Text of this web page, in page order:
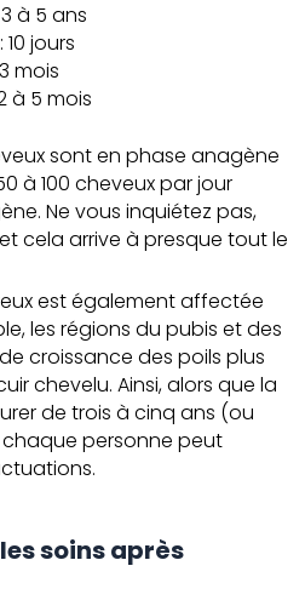
à 5 ans
jours
mois
à 5 mois
sont en phase anagène
à 100 cheveux par jour
Ne vous inquiétez pas,
cela arrive à presque tout le
est également affectée
les régions du pubis et des
croissance des poils plus
chevelu. Ainsi, alors que la
de trois à cinq ans (ou
personne peut
soins après